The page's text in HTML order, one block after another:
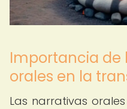
Importancia de
orales en la
Las narrativas